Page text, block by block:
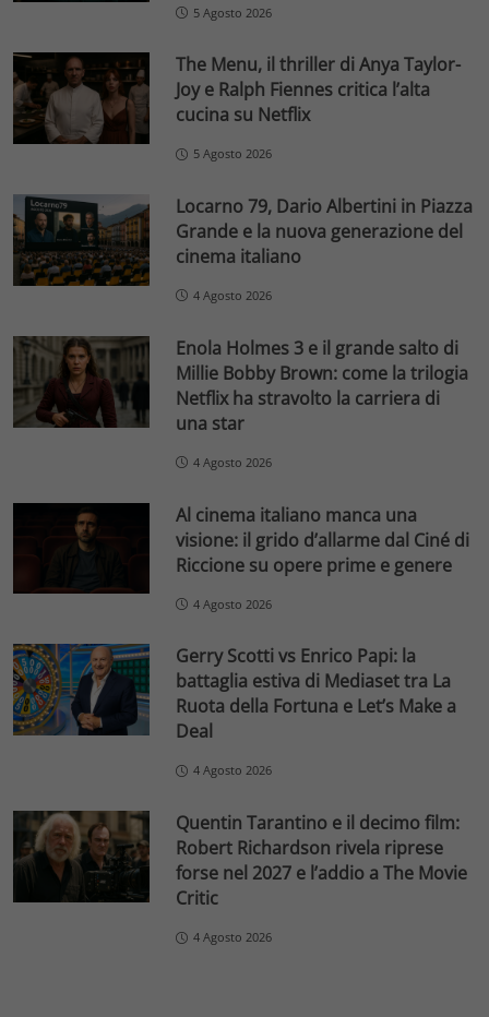
5 Agosto 2026
The Menu, il thriller di Anya Taylor-
Joy e Ralph Fiennes critica l’alta
cucina su Netflix
5 Agosto 2026
Locarno 79, Dario Albertini in Piazza
Grande e la nuova generazione del
cinema italiano
4 Agosto 2026
Enola Holmes 3 e il grande salto di
Millie Bobby Brown: come la trilogia
Netflix ha stravolto la carriera di
una star
4 Agosto 2026
Al cinema italiano manca una
visione: il grido d’allarme dal Ciné di
Riccione su opere prime e genere
4 Agosto 2026
Gerry Scotti vs Enrico Papi: la
battaglia estiva di Mediaset tra La
Ruota della Fortuna e Let’s Make a
Deal
4 Agosto 2026
Quentin Tarantino e il decimo film:
Robert Richardson rivela riprese
forse nel 2027 e l’addio a The Movie
Critic
4 Agosto 2026